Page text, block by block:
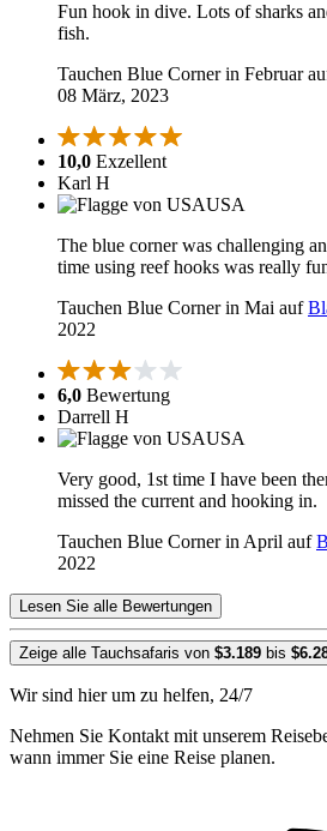
Fun hook in dive. Lots of sharks
fish.
Tauchen Blue Corner in Februar
08 März, 2023
10,0 Exzellent
Karl H
USA
The blue corner was challenging
time using reef hooks was really
Tauchen Blue Corner in Mai auf
2022
6,0 Bewertung
Darrell H
USA
Very good, 1st time I have been
missed the current and hooking in.
Tauchen Blue Corner in April auf
2022
Lesen Sie alle Bewertungen
Zeige alle Tauchsafaris von $3.189 bis
Wir sind hier um zu helfen, 24/7
Nehmen Sie Kontakt mit unserem
wann immer Sie eine Reise planen.